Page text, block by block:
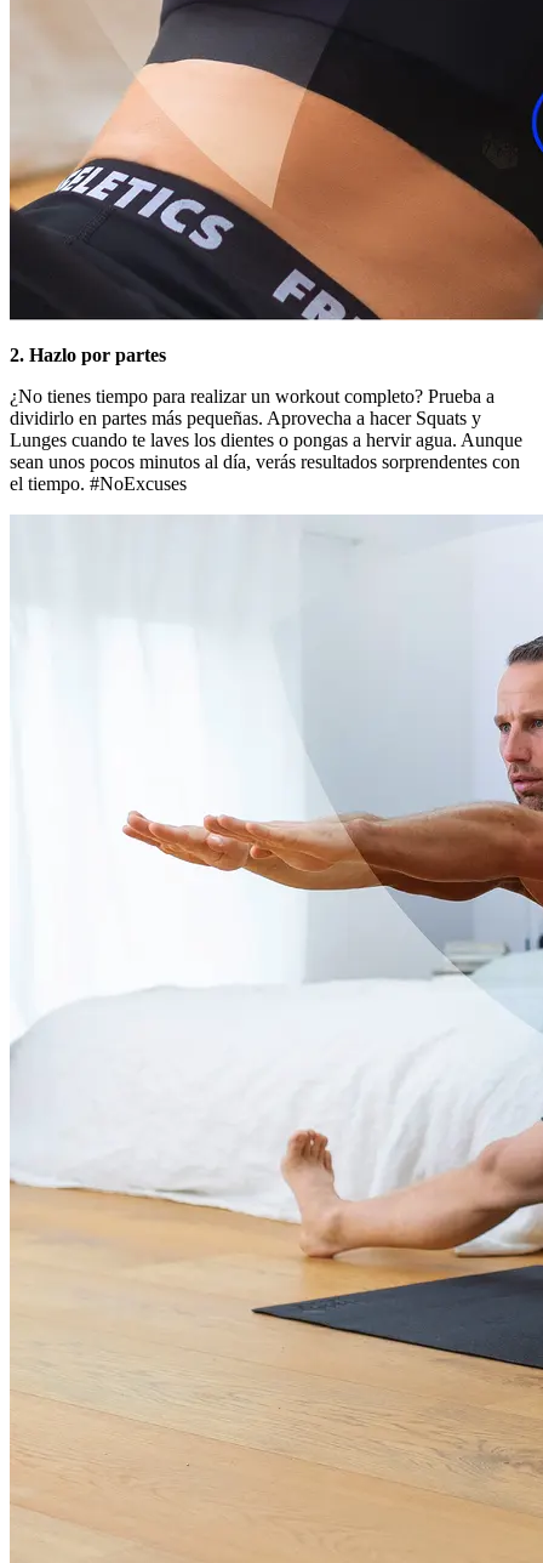
2. Hazlo por partes
¿No tienes tiempo para realizar un workout completo? Prueba a
dividirlo en partes más pequeñas. Aprovecha a hacer Squats y
Lunges cuando te laves los dientes o pongas a hervir agua. Aunque
sean unos pocos minutos al día, verás resultados sorprendentes con
el tiempo. #NoExcuses